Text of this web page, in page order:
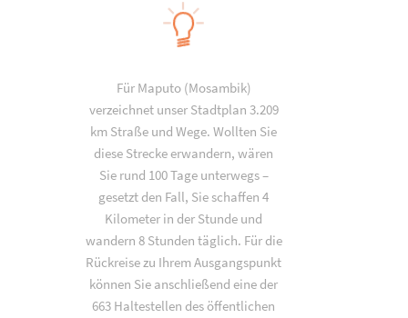
Für Maputo (Mosambik)
verzeichnet unser Stadtplan 3.209
km Straße und Wege. Wollten Sie
diese Strecke erwandern, wären
Sie rund 100 Tage unterwegs –
gesetzt den Fall, Sie schaffen 4
Kilometer in der Stunde und
wandern 8 Stunden täglich. Für die
Rückreise zu Ihrem Ausgangspunkt
können Sie anschließend eine der
663 Haltestellen des öffentlichen